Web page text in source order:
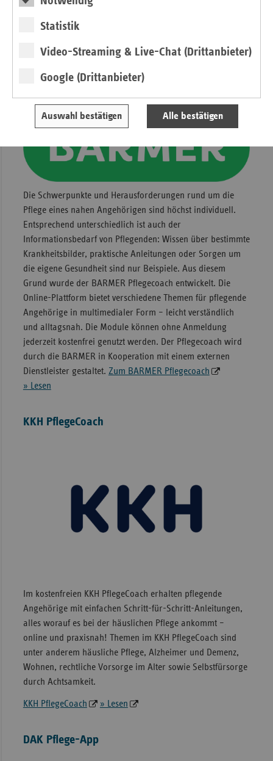
Statistik
Video-Streaming & Live-Chat (Drittanbieter)
Google (Drittanbieter)
Auswahl bestätigen Alle bestätigen
deren Angehörigen eine personalisierte und digitale
Versorgungsplattform.
BARMER Pflegecoach - Hilfe bei Fragen rund
um das Pflegen zuhause
Die Schwerpunkte und Herausforderungen rund um die
Pflege eines nahen Angehörigen sind höchst individuell.
Entsprechend unterschiedlich ist auch der
Informationsbedarf von Pflegenden: Wissen über bestimmte
Krankheitsbilder, praktische Anleitungen oder Sorgen um
die eigene Gesundheit sind nur Beispiele. Aus diesem
Grund wurde der BARMER Pflegecoach entwickelt. Die
Online-Plattform bietet verschiedene Themen für pflegende
Angehörige in multimedialer Form – leicht verständlich
und alltagsnah. Die Module können ohne Anmeldung
jederzeit kostenfrei genutzt werden. Der Pflegecoach wird
durch die BARMER in Kooperation mit einem externen
Dienstleister gestaltet. Zum BARMER Pflegecoach
» Lesen
KKH PflegeCoach
Im kostenfreien KKH PflegeCoach erhalten pflegende
Angehörige mit einfachen Schritt-für-Schritt-Anleitungen,
alles worauf es bei der häuslichen Pflege ankommt –
online und praxisnah! Themen im KKH PflegeCoach sind
unter anderem häusliche Pflege, Alzheimer und Demenz,
Wohnen, rechtliche Vorsorge im Alter sowie Selbstfürsorge
durch Achtsamkeit.
KKH PflegeCoach » Lesen
DAK Pflege-App